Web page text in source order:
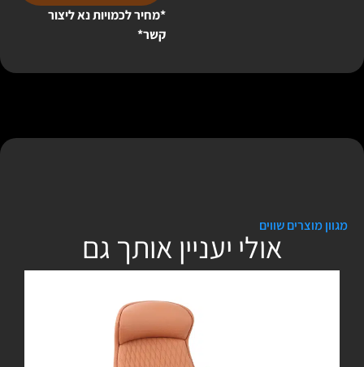
*מחיר לכמויות נא ליצור
קשר*
מגוון מוצרים שווים
אולי יעניין אותך גם